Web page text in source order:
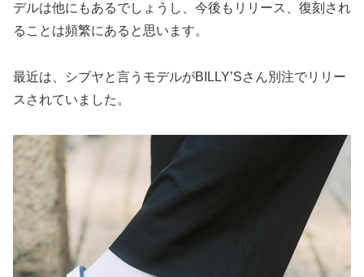
デルは他にもあるでしょうし、今後もリリース、復刻され
ることは頻繁にあると思います。
最近は、シブヤと言うモデルがBILLY’Sさん別注でリリー
スされていました。